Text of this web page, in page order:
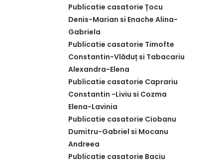
Publicatie casatorie Țocu
Denis-Marian si Enache Alina-
Gabriela
Publicatie casatorie Timofte
Constantin-Vlăduț si Tabacariu
Alexandra-Elena
Publicatie casatorie Caprariu
Constantin -Liviu si Cozma
Elena-Lavinia
Publicatie casatorie Ciobanu
Dumitru-Gabriel si Mocanu
Andreea
Publicatie casatorie Baciu